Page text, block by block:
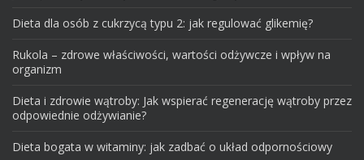
Dieta dla osób z cukrzycą typu 2: jak regulować glikemię?
Rukola – zdrowe właściwości, wartości odżywcze i wpływ na
organizm
Dieta i zdrowie wątroby: Jak wspierać regenerację wątroby przez
odpowiednie odżywianie?
Dieta bogata w witaminy: jak zadbać o układ odpornościowy